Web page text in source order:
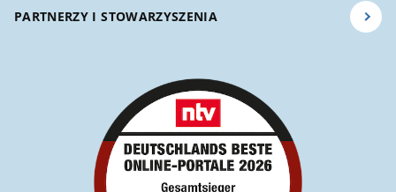
PARTNERZY I STOWARZYSZENIA